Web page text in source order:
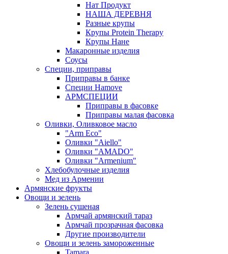
Нат Продукт
НАША ДЕРЕВНЯ
Разные крупы
Крупы Protein Therapy
Крупы Нане
Макаронные изделия
Соусы
Специи, приправы
Приправы в банке
Специи Hamove
АРМСПЕЦИИ
Приправы в фасовке
Приправы малая фасовка
Оливки, Оливковое масло
"Arm Eco"
Оливки "Aiello"
Оливки "AMADO"
Оливки "Armenium"
Хлебобулочные изделия
Мед из Армении
Армянские фрукты
Овощи и зелень
Зелень сушеная
Армчай армянский тараз
Армчай прозрачная фасовка
Другие производители
Овощи и зелень замороженные
Tamara